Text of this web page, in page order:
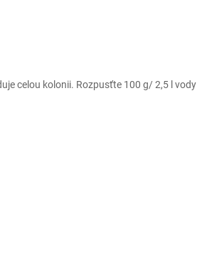
celou kolonii. Rozpusťte 100 g/ 2,5 l vody